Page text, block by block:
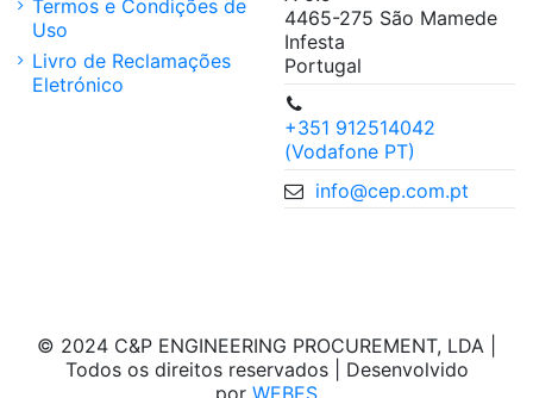
Termos e Condições de
Uso
Livro de Reclamações
Eletrónico
4465-275 São Mamede
Infesta
Portugal
+351 912514042
(Vodafone PT)
info@cep.com.pt
© 2024 C&P ENGINEERING PROCUREMENT, LDA |
Todos os direitos reservados | Desenvolvido